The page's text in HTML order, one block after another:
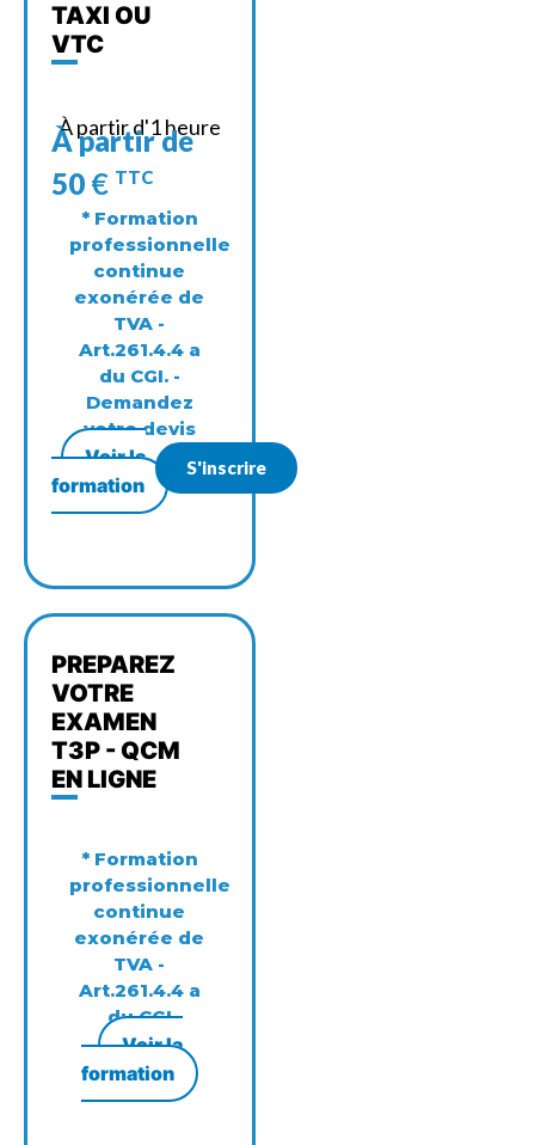
TAXI OU
VTC
À partir d'1 heure
À partir de
50 € TTC
* Formation
professionnelle
continue
exonérée de
TVA -
Art.261.4.4 a
du CGI. -
Demandez
votre devis
Voir la
formation
S'inscrire
PREPAREZ
VOTRE
EXAMEN
T3P - QCM
EN LIGNE
* Formation
professionnelle
continue
exonérée de
TVA -
Art.261.4.4 a
du CGI
Voir la
formation